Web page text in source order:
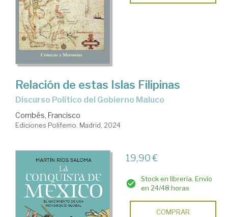
Relación de estas Islas Filipinas
Discurso Político del Gobierno Maluco
Combés, Francisco
Ediciones Polifemo. Madrid, 2024
19,90 €
Stock en librería. Envío
en 24/48 horas
COMPRAR